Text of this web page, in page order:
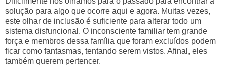
solução para algo que ocorre aqui e agora. Muitas vezes,
este olhar de inclusão é suficiente para alterar todo um
sistema disfuncional. O inconsciente familiar tem grande
força e membros dessa família que foram excluídos podem
ficar como fantasmas, tentando serem vistos. Afinal, eles
também querem pertencer.